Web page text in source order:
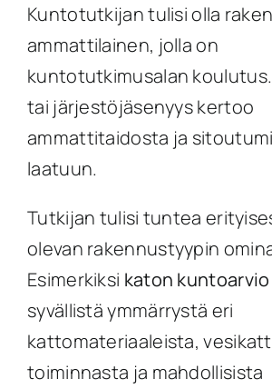
Kuntotutkijan tulisi olla
ammattilainen, jolla on
kuntotutkimusalan
tai järjestöjäsenyys kertoo
ammattitaidosta ja
laatuun.
Tutkijan tulisi tuntea
olevan rakennustyypin
Esimerkiksi katon kuntoarvio
syvällistä ymmärrystä eri
kattomateriaaleista,
toiminnasta ja mahdollisista